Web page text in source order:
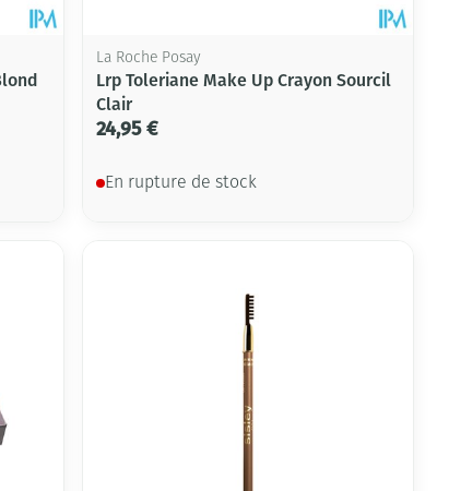
La Roche Posay
Lrp Toleriane Make Up Crayon Sourcil
Clair
24,95 €
En rupture de stock